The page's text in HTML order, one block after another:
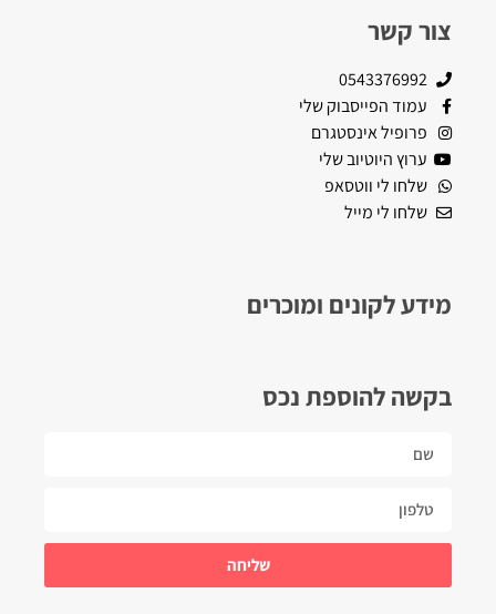
צור קשר
0543376992
עמוד הפייסבוק שלי
פרופיל אינסטגרם
ערוץ היוטיוב שלי
שלחו לי ווטסאפ
שלחו לי מייל
מידע לקונים ומוכרים
בקשה להוספת נכס
שליחה